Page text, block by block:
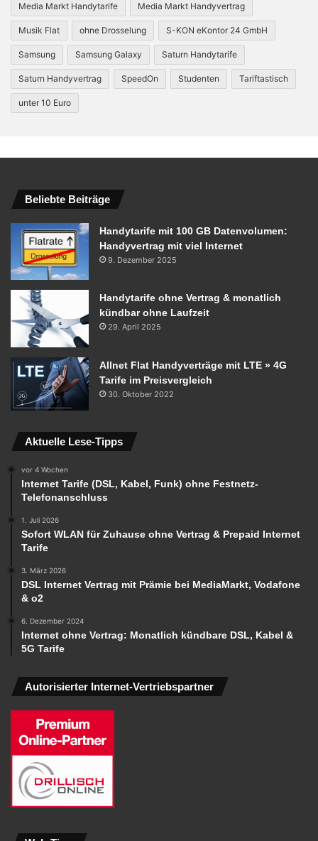
Media Markt Handytarife Media Markt Handyvertrag
Musik Flat ohne Drosselung S-KON eKontor 24 GmbH
Samsung Samsung Galaxy Saturn Handytarife
Saturn Handyvertrag SpeedOn Studenten Tariftastisch
unter 10 Euro
Beliebte Beiträge
Handytarife mit 100 GB Datenvolumen:
Handyvertrag mit viel Internet
9. Dezember 2025
Handytarife ohne Vertrag & monatlich
kündbar ohne Laufzeit
29. April 2025
Allnet Flat Handyverträge mit LTE » 4G
Tarife im Preisvergleich
30. Oktober 2022
Aktuelle Lese-Tipps
vor 4 Wochen
Internet Tarife (DSL, Kabel, Funk) ohne Festnetz-
Telefonanschluss
1. Juli 2026
Sofort WLAN für Zuhause ohne Vertrag & Prepaid Internet
Tarife
3. März 2026
DSL Internet Vertrag mit Prämie bei MediaMarkt, Vodafone
& o2
6. Dezember 2024
Internet ohne Vertrag: Monatlich kündbare DSL, Kabel &
5G Tarife
Autorisierter Internet-Vertriebspartner